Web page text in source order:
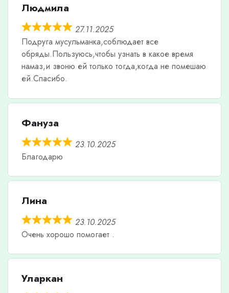
Людмила
27.11.2025
Подруга мусульманка,соблюдает все
обряды.Пользуюсь,чтобы узнать в какое время
намаз,и звоню ей только тогда,когда не помешаю
ей.Спасибо.
Фануза
23.10.2025
Благодарю
Лина
23.10.2025
Очень хорошо помогает .
Уларкан